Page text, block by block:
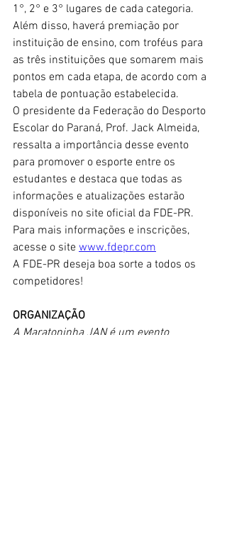
1°, 2° e 3° lugares de cada categoria.
Além disso, haverá premiação por
instituição de ensino, com troféus para
as três instituições que somarem mais
pontos em cada etapa, de acordo com a
tabela de pontuação estabelecida.
O presidente da Federação do Desporto
Escolar do Paraná, Prof. Jack Almeida,
ressalta a importância desse evento
para promover o esporte entre os
estudantes e destaca que todas as
informações e atualizações estarão
disponíveis no site oficial da FDE-PR.
Para mais informações e inscrições,
acesse o site www.fdepr.com
A FDE-PR deseja boa sorte a todos os
competidores!
ORGANIZAÇÃO
A Maratoninha JAN é um evento